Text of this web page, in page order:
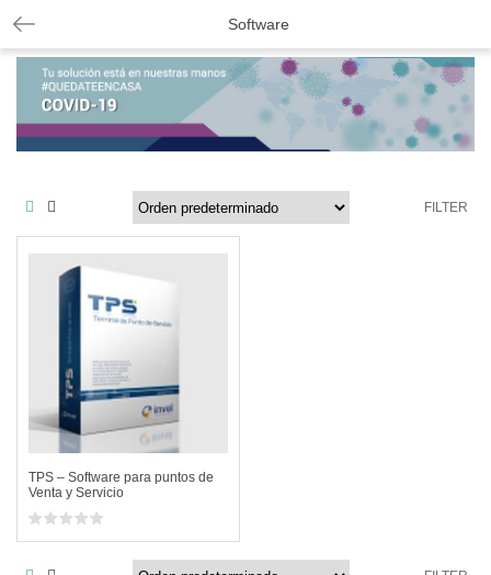
Software
FILTER
TPS – Software para puntos de
Venta y Servicio